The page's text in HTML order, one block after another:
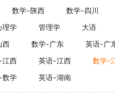
在职硕博
在职考研
博士申请
数学-陕西 数学-四川
理学 管理学 大语
西 数学-广东
英语-广
江西 英语-江西
数学-
数学 英语-湖南